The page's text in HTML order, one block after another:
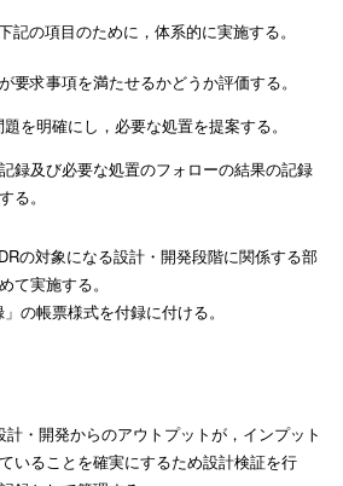
記の項目のために，体系的に実施する。
求事項を満たせるかどうか評価する。
明確にし，必要な処置を提案する。
及び必要な処置のフォローの結果の記録
る。
の対象になる設計・開発段階に関係する部
て実施する。
の帳票様式を付録に付ける。
計・開発からのアウトプットが，インプット
いることを確実にするため設計検証を行